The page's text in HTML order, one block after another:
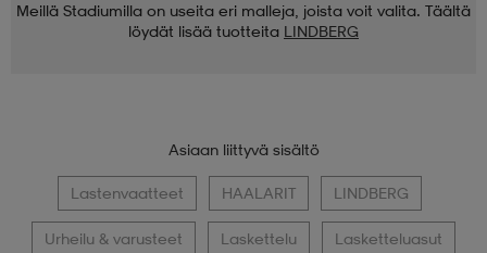
Meillä Stadiumilla on useita eri malleja, joista voit valita. Täältä
löydät lisää tuotteita LINDBERG
Asiaan liittyvä sisältö
Lastenvaatteet HAALARIT LINDBERG
Urheilu & varusteet Laskettelu Lasketteluasut